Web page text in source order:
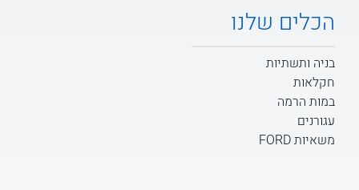
הכלים שלנו
בניה ותשתיות
חקלאות
במות הרמה
עגורנים
משאיות FORD